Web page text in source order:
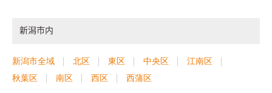
新潟市内
新潟市全域 北区 東区 中央区
江南区
秋葉区
南区 西区 西蒲区